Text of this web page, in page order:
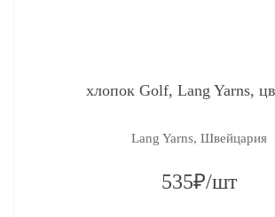
хлопок Golf, Lang Yarns,
Lang Yarns, Швейцария
535₽/шт